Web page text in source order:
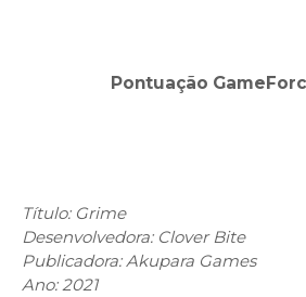
Pontuação
Título: Grime
Desenvolvedora: Clover Bite
Publicadora: Akupara Games
Ano: 2021